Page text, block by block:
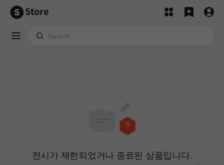
Store
전시가 제한되었거나 종료된 상품입니다.